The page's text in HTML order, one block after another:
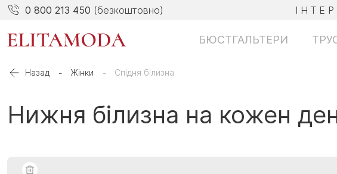
0 800 213 450 (безкоштовно)
БЮСТГАЛЬТЕРИ
Назад Жінки Спідня білизна
Нижня білизна на кожен